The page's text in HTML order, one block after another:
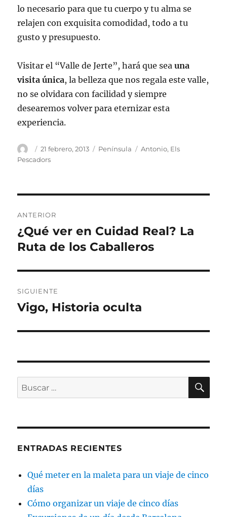
lo necesario para que tu cuerpo y tu alma se
relajen con exquisita comodidad, todo a tu
gusto y presupuesto.
Visitar el “Valle de Jerte”, hará que seauna
visita única, la belleza que nos regala este valle,
no se olvidara con facilidad y siempre
desearemos volver para eternizar esta
experiencia.
Autor
Publicado
el
21 febrero, 2013 Categorías
Península Etiquetas
Antonio, Els
Pescadors
de
entradas
ANTERIOR
Entrada
anterior:
¿Qué ver en Cuidad Real? La
Ruta de los Caballeros
SIGUIENTE
Entrada
Vigo, Historia oculta
Buscar
por:
ENTRADAS RECIENTES
Qué meter en la maleta para un viaje de cinco
días
Cómo organizar un viaje de cinco días